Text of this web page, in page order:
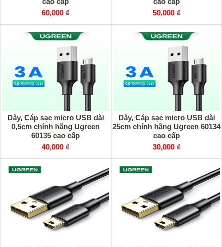
60,000 ₫
50,000 ₫
Dây, Cáp sạc micro USB dài
0,5cm chính hãng Ugreen
60135 cao cấp
40,000 ₫
Dây, Cáp sạc micro USB dài
25cm chính hãng Ugreen 60134
cao cấp
30,000 ₫